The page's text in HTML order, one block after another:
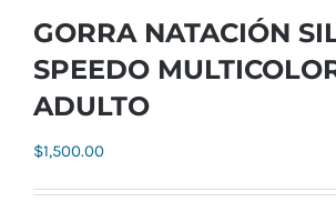
GORRA NATACIÓN
SPEEDO
ADULTO
$1,500.00